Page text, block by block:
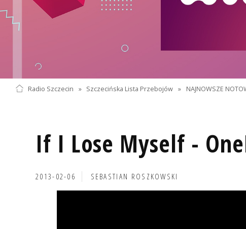
Radio Szczecin » Szczecińska Lista Przebojów » NAJNOWSZE
If I Lose Myself -
2013-02-06 SEBASTIAN ROSZKOWSKI